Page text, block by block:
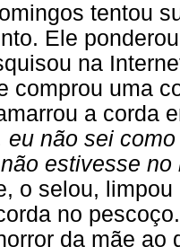
tentou
Ele
na
comprou uma
a corda
eu não sei
estivesse no
o selou,
no
da mãe ao